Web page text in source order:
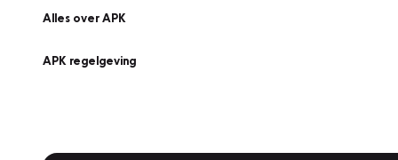
Alles over APK
APK regelgeving